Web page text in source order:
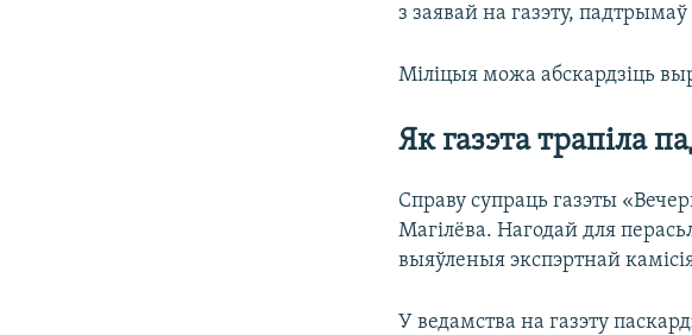
з заявай на газэту, падтрымаў
Міліцыя можа абскардзіць
Як газэта трапіла
Справу супраць газэты
Магілёва. Нагодай для
выяўленыя экспэртнай
У ведамства на газэту